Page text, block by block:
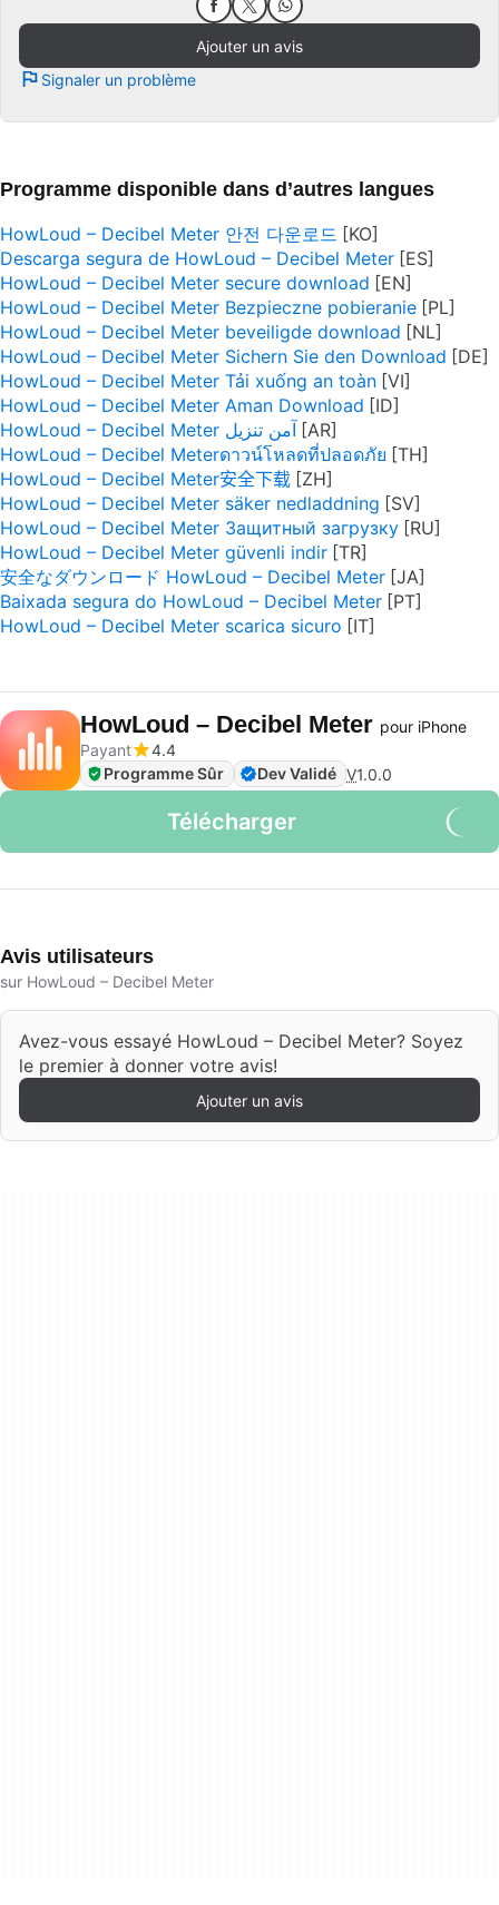
Ajouter un avis
Signaler un problème
Programme disponible dans d’autres langues
HowLoud – Decibel Meter 안전 다운로드
Descarga segura de HowLoud – Decibel Meter
HowLoud – Decibel Meter secure download
HowLoud – Decibel Meter Bezpieczne pobieranie
HowLoud – Decibel Meter beveiligde download
HowLoud – Decibel Meter Sichern Sie den Download
HowLoud – Decibel Meter Tải xuống an toàn
HowLoud – Decibel Meter Aman Download
HowLoud – Decibel Meter آمن تنزيل
HowLoud – Decibel Meterดาวน์โหลดที่ปลอดภัย
HowLoud – Decibel Meter安全下载
HowLoud – Decibel Meter säker nedladdning
HowLoud – Decibel Meter Защитный загрузку
HowLoud – Decibel Meter güvenli indir
安全なダウンロード HowLoud – Decibel Meter
Baixada segura do HowLoud – Decibel Meter
HowLoud – Decibel Meter scarica sicuro
HowLoud – Decibel Meter pour iPhone
Payant
4.4
Programme Sûr
Dev Validé V1.0.0
Télécharger
Avis utilisateurs
sur HowLoud – Decibel Meter
Avez-vous essayé HowLoud – Decibel Meter? Soyez
le premier à donner votre avis!
Ajouter un avis